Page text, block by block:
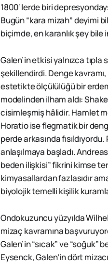
1800’lerde biri
Bugün “kara mizah” deyimi
biçimde, en karanlık şey bile
Galen’in etkisi yalnızca tıpla
şekillendirdi. Denge
estetikte ölçülülüğü bir
modelinden ilham aldı:
cisimleşmiş hâlidir. Hamlet
Horatio ise flegmatik bir
perde arkasında
anlaşılmaya başladı.
beden ilişkisi” fikrini kimse
kimyasallardan fazlasıdır
biyolojik temelli kişilik
Ondokuzuncu yüzyılda
mizaç kavramına
Galen’in “sıcak” ve “soğuk”
Eysenck, Galen’in dört